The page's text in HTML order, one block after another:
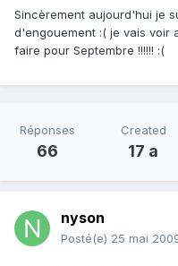
Sincèrement aujourd'hui je
d'engouement :( je vais voir
faire pour Septembre !!!!!! :(
Réponses
66
Created
17 a
nyson
Posté(e) 25 mai